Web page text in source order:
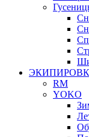
RM
YOKO